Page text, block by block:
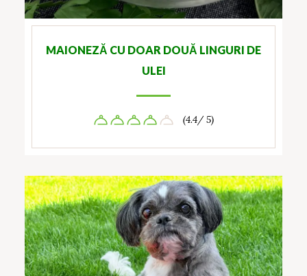
MAIONEZĂ CU DOAR DOUĂ LINGURI DE
ULEI
(4.4/ 5)